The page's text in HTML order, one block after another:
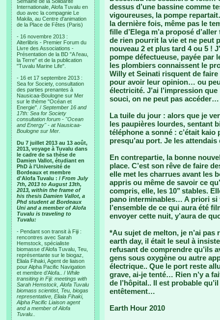
Internationale, Alofa Tuvalu en
duo avec la compagnie Le
Makila, au Centre d'animation
de la Place de Fêtes (Paris)
- 16 novembre 2013 :
Alterlibris - Premier Forum du
Livre des Associations -
Présentation de la BD "A l'eau,
la Terre" et de la publication
"Tuvalu Marine Life".
- 16 et 17 septembre 2013 :
Sea for Society, consultation
des parties prenantes à
Nausicaa-Boulogne sur Mer
sur le thème "Océan et
Energie". / September 16 and
17th: Sea for Society
consultation forum - "Ocean
and Energy" - at Nausicaa-
Boulogne sur Mer.
Du 7 juillet 2013 au 13 août,
2013, voyage à Tuvalu dans
le cadre de sa thèse de
Damien Vallot, étudiant en
PhD à l'Université de
Bordeaux et membre
d'Alofa Tuvalu : / From July
7th, 2013 to August 13th,
2013, within the frame of
his thesis Damien Vallot, a
Phd student at Bordeaux
Uni and a member of Alofa
Tuvalu is traveling to
Tuvalu:
- Pendant son transit à Fiji :
rencontres avec Sarah
Hemstock, spécialiste
biomasse d’Alofa Tuvalu, Teu,
représentante sur le biogaz,
Eliala Fihaki, Agent de liaison
pour Alpha Pacific Navigation
et membre d’Alofa.. / While
transiting in Fiji: meetings with
Sarah Hemstock, Alofa Tuvalu
biomass scientist, Teu, biogas
representative, Eliala Fihaki,
Alpha Pacific Liaison agent
and a member of Alofa
Tuvalu..
dessus d’une bassine comme
vigoureuses, la pompe
la dernière fois, même pas le
fille d’Elega m’a proposé
de rien pourrit la vie et ne peut
nouveau 2 et plus tard 4 ou 5 !
pompe défectueuse, payée par
les plombiers connaissent le
Willy et Seinati risquent de
pour avoir leur opinion… ou
électricité. J’ai l’impression
souci, on ne peut pas accéder…
La tuile du jour : alors que je
les paupières lourdes, sentant
téléphone a sonné : c’était kaio
presqu’au port. Je les attendais
En contrepartie, la bonne
place. C’est son rêve de faire
elle met les charrues avant les
appris ou même de savoir ce
compris, elle, les 10’’ stables.
pano interminables… A priori si
l’ensemble de ce qui aura été
envoyer cette nuit, y’aura de
*Au sujet de melton, je n’ai
earth day, il était le seul à
refusant de comprendre qu’ils
gens sous oxygène ou autre
électrique.. Que le port reste
grave, ai-je tenté… Rien n’y a
de l’hôpital.. Il est probable
entêtement…
Earth Hour 2010